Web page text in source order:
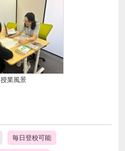
授業風景
毎日登校可能